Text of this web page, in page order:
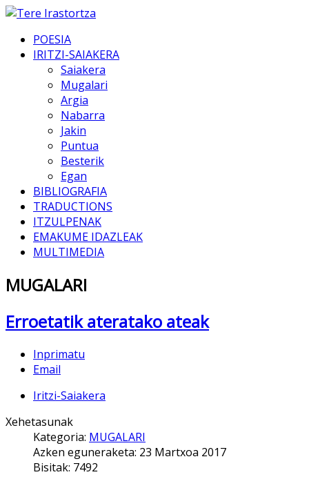
POESIA
IRITZI-SAIAKERA
Saiakera
Mugalari
Argia
Nabarra
Jakin
Puntua
Besterik
Egan
BIBLIOGRAFIA
TRADUCTIONS
ITZULPENAK
EMAKUME IDAZLEAK
MULTIMEDIA
MUGALARI
Erroetatik ateratako ateak
Inprimatu
Email
Iritzi-Saiakera
Xehetasunak
Kategoria: MUGALARI
Azken eguneraketa: 23 Martxoa 2017
Bisitak: 7492